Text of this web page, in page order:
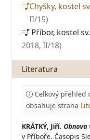
Chyšky, kostel
II/15)
Příbor, kostel
2018, II/18)
Literatura
Celkový
obsahuje strana
KRÁTKÝ, Jiří.
v Příboře. Časopis